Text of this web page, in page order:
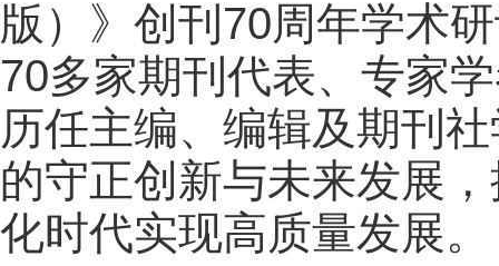
版）》创刊70周年学术
70多家期刊代表、专家
历任主编、编辑及期刊
的守正创新与未来发展
化时代实现高质量发展。